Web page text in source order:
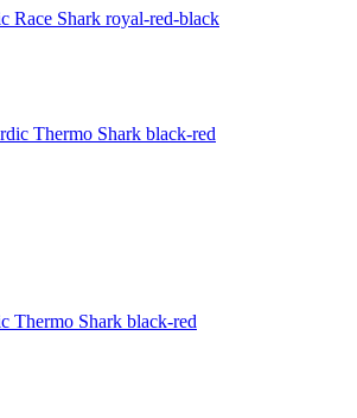
Race Shark royal-red-black
Thermo Shark black-red